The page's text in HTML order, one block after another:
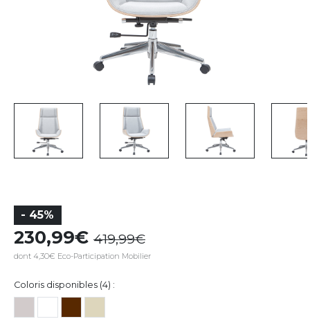
- 45%
230,99 419,99
dont 4,30€ Eco-Participation Mobilier
Coloris disponibles (4) :